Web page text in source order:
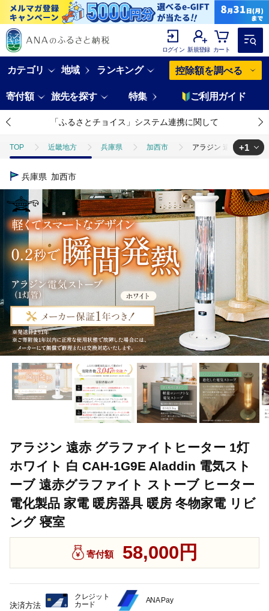
ログイン 新規登録 カート
カテゴリ 地域 ランキング 控除額を調べる
寄付額 旅先を探す 特集 ご利用ガイド
「ふるさとチョイス」システム連携に関して
TOP 近畿地方 兵庫県 加西市 アラジン 遠赤 グラフ
TOP
+1
兵庫県 加西市
アラジン 遠赤 グラファイトヒーター 1灯
ホワイト 白 CAH-1G9E Aladdin 電気スト
ーブ 遠赤グラファイト ストーブ ヒーター
電化製品 家電 暖房器具 暖房 冬物家電 リビ
ング 寝室
寄付額 58,000円
決済方法
クレジット
カード
ANA Pay